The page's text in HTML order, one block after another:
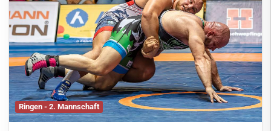
Ringen - 2. Mannschaft